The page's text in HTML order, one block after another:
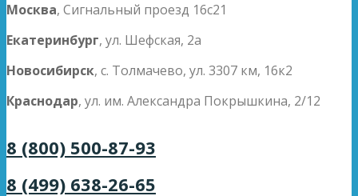
Москва, Сигнальный проезд 16с21
Екатеринбург, ул. Шефская, 2а
Новосибирск, с. Толмачево, ул. 3307 км, 16к2
Краснодар, ул. им. Александра Покрышкина, 2/12
8 (800) 500-87-93
8 (499) 638-26-65